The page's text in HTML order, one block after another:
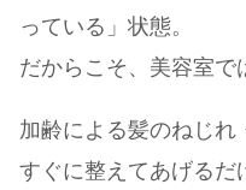
っている」状態。
だからこそ、美容室で
加齢による髪のねじれ
すぐに整えてあげるだ